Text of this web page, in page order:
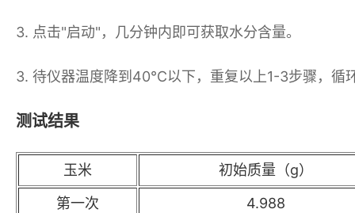
3. 点击"启动"，几分钟内即可获取水分含量。
3. 待仪器温度降到40℃以下，重复以上1-3步骤，循
测试结果
玉米
初始质量（g）
第一次
4.988